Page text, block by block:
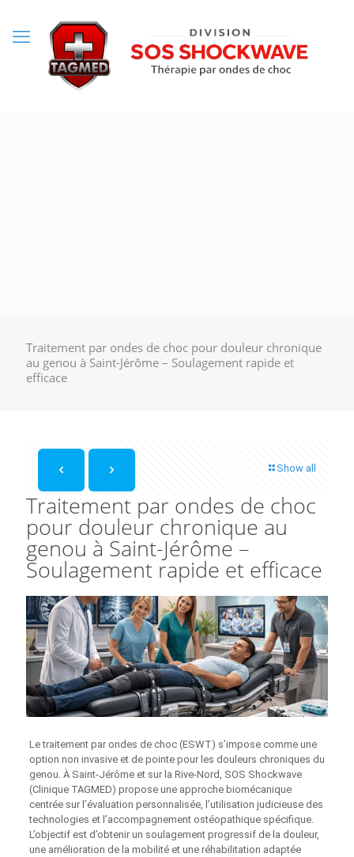
Traitement par ondes de choc pour douleur chronique
au genou à Saint-Jérôme – Soulagement rapide et
efficace
Show all
Traitement par ondes de choc
pour douleur chronique au
genou à Saint-Jérôme –
Soulagement rapide et efficace
Le traitement par ondes de choc (ESWT) s’impose comme une
option non invasive et de pointe pour les douleurs chroniques du
genou. À Saint-Jérôme et sur la Rive-Nord, SOS Shockwave
(Clinique TAGMED) propose une approche biomécanique
centrée sur l’évaluation personnalisée, l’utilisation judicieuse des
technologies et l’accompagnement ostéopathique spécifique.
L’objectif est d’obtenir un soulagement progressif de la douleur,
une amélioration de la mobilité et une réhabilitation adaptée